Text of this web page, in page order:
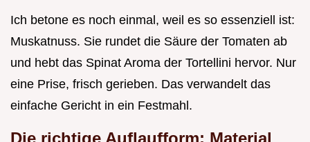
Ich betone es noch einmal, weil es so essenziell ist:
Muskatnuss. Sie rundet die Säure der Tomaten ab
und hebt das Spinat Aroma der Tortellini hervor. Nur
eine Prise, frisch gerieben. Das verwandelt das
einfache Gericht in ein Festmahl.
Die richtige Auflaufform: Material